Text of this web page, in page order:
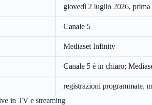
giovedì 2 luglio 2026, prima
Canale 5
Mediaset Infinity
Canale 5 è in chiaro;
registrazioni programmate,
in TV e streaming